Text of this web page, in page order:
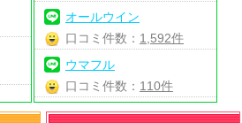
オールウイン
口コミ件数： 1,592件
ウマフル
口コミ件数： 110件